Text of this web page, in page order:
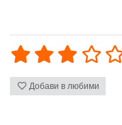
Добави в любими